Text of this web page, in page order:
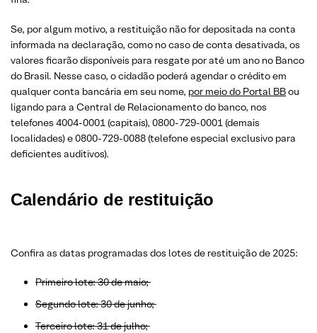
Se, por algum motivo, a restituição não for depositada na conta
informada na declaração, como no caso de conta desativada, os
valores ficarão disponíveis para resgate por até um ano no Banco
do Brasil. Nesse caso, o cidadão poderá agendar o crédito em
qualquer conta bancária em seu nome, por meio do Portal BBou
ligando para a Central de Relacionamento do banco, nos
telefones 4004-0001 (capitais), 0800-729-0001 (demais
localidades) e 0800-729-0088 (telefone especial exclusivo para
deficientes auditivos).
Calendário de restituição
Confira as datas programadas dos lotes de restituição de 2025:
Primeiro lote: 30 de maio;
Segundo lote: 30 de junho;
Terceiro lote: 31 de julho;